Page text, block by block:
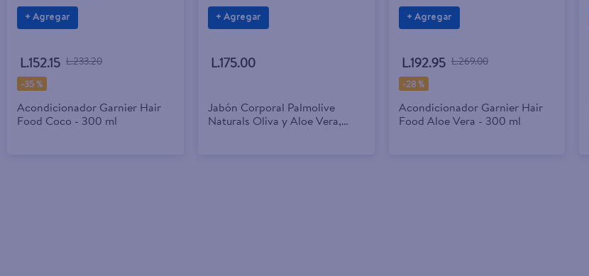
+ Agregar
L.152.15 L.233.20
-35 %
Acondicionador Garnier Hair
Food Coco - 300 ml
+ Agregar
L.175.00
Jabón Corporal Palmolive
Naturals Oliva y Aloe Vera,
+ Agregar
L.192.95 L.269.00
-28 %
Acondicionador Garnier Hair
Food Aloe Vera - 300 ml